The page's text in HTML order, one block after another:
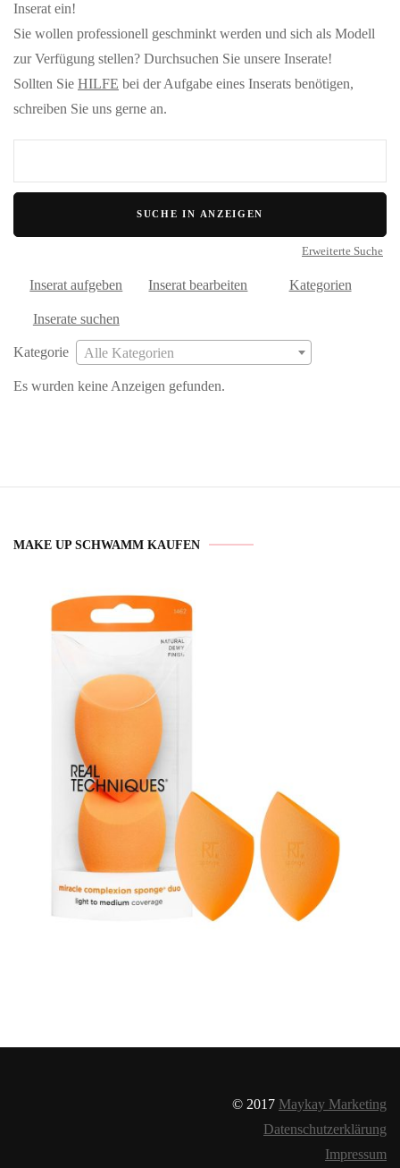
Inserat ein!
Sie wollen professionell geschminkt werden und sich als Modell
zur Verfügung stellen? Durchsuchen Sie unsere Inserate!
Sollten Sie HILFE bei der Aufgabe eines Inserats benötigen,
schreiben Sie uns gerne an.
Erweiterte Suche
Inserat aufgeben Inserat bearbeiten Kategorien
Inserate suchen
Kategorie Alle Kategorien
Es wurden keine Anzeigen gefunden.
MAKE UP SCHWAMM KAUFEN
© 2017 Maykay Marketing
Datenschutzerklärung
Impressum